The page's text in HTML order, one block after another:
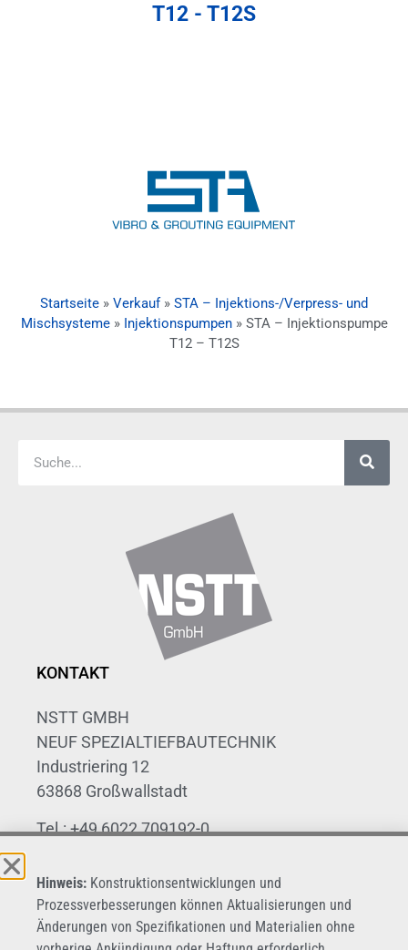
T12 - T12S
Startseite » Verkauf» STA – Injektions-/Verpress- und
Mischsysteme» Injektionspumpen» STA – Injektionspumpe
T12 – T12S
KONTAKT
NSTT GMBH
NEUF SPEZIALTIEFBAUTECHNIK
Industriering 12
63868 Großwallstadt
Tel.: +49 6022 709192-0
E-Mail: info@nstt.de
Hinweis: Konstruktionsentwicklungen und
Prozessverbesserungen können Aktualisierungen und
Änderungen von Spezifikationen und Materialien ohne